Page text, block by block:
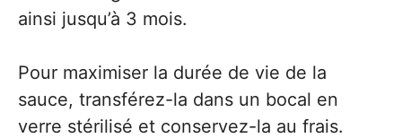
ainsi jusqu’à 3 mois.
Pour maximiser la durée de vie de la
sauce, transférez-la dans un bocal en
verre stérilisé et conservez-la au frais.